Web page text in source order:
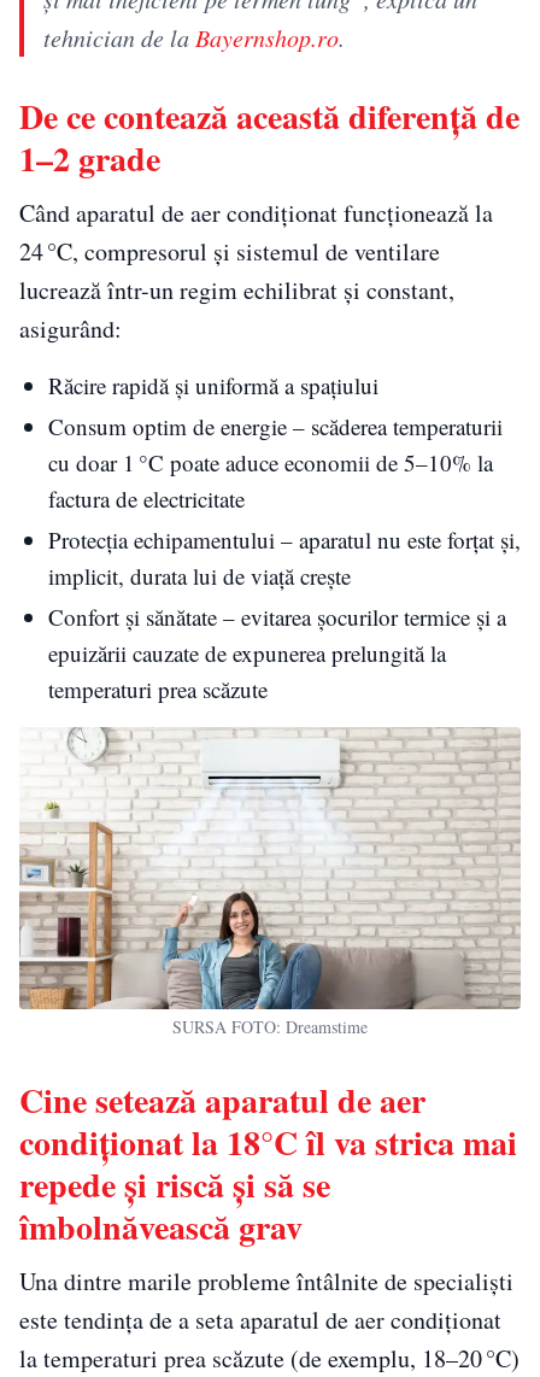
tehnician de laBayernshop.ro.
De ce contează această diferenţă de
1–2 grade
Când aparatul de aer condiţionat funcționează la
24 °C, compresorul şi sistemul de ventilare
lucrează într-un regim echilibrat şi constant,
asigurând:
Răcire rapidă şi uniformă a spaţiului
Consum optim de energie – scăderea temperaturii
cu doar 1 °C poate aduce economii de 5–10% la
factura de electricitate
Protecţia echipamentului – aparatul nu este forțat şi,
implicit, durata lui de viaţă creşte
Confort şi sănătate – evitarea şocurilor termice şi a
epuizării cauzate de expunerea prelungită la
temperaturi prea scăzute
SURSA FOTO: Dreamstime
Cine setează aparatul de aer
condiţionat la 18°C îl va strica mai
repede și riscă și să se
îmbolnăvească grav
Una dintre marile probleme întâlnite de specialişti
este tendinţa de a seta aparatul de aer condiţionat
la temperaturi prea scăzute (de exemplu, 18–20 °C)